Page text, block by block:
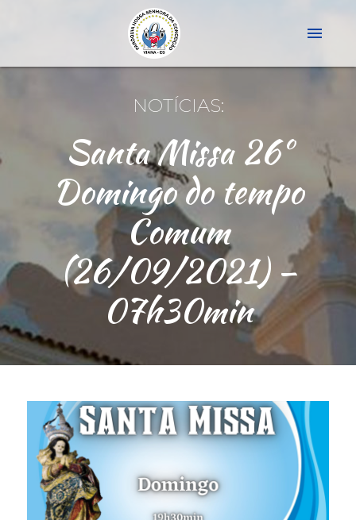
menu
NOTÍCIAS:
Santa Missa 26º
Domingo do tempo
Comum
(26/09/2021) –
07h30min